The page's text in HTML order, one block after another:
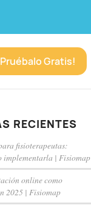
Pruébalo Gratis!
RECIENTES
fisioterapeutas:
implementarla | Fisiomap
online como
2025 | Fisiomap